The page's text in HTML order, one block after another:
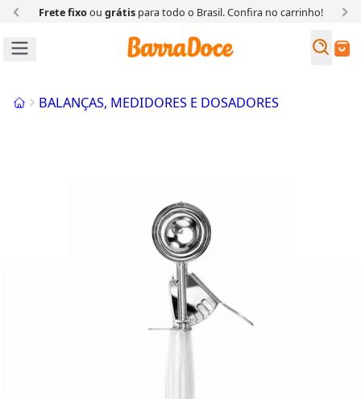
Frete fixoou grátispara todo o Brasil. Confira no carrinho!
Buscar
InícioBALANÇAS, MEDIDORES E DOSADORES